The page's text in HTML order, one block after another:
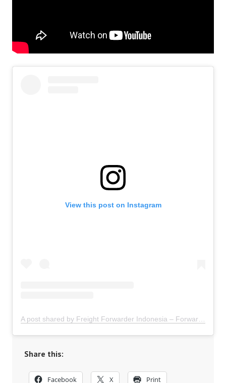
View this post on Instagram
Share this:
Facebook X Print